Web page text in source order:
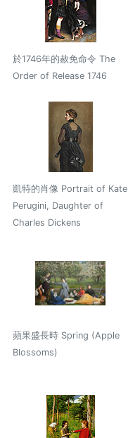
於1746年的赦免命令 The
Order of Release 1746
凱特的肖像 Portrait of Kate
Perugini, Daughter of
Charles Dickens
蘋果盛長時 Spring (Apple
Blossoms)